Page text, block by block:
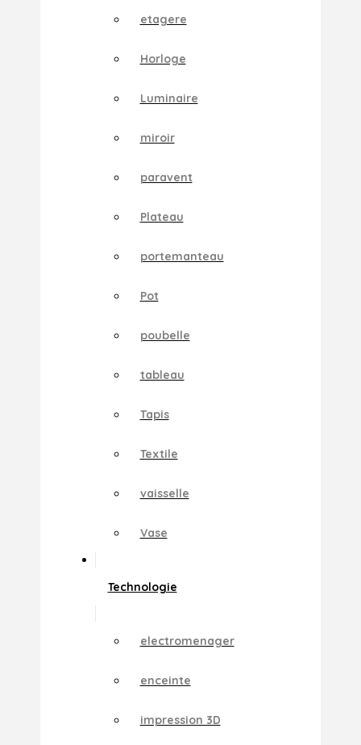
etagere
Horloge
Luminaire
miroir
paravent
Plateau
portemanteau
Pot
poubelle
tableau
Tapis
Textile
vaisselle
Vase
Technologie
electromenager
enceinte
impression 3D